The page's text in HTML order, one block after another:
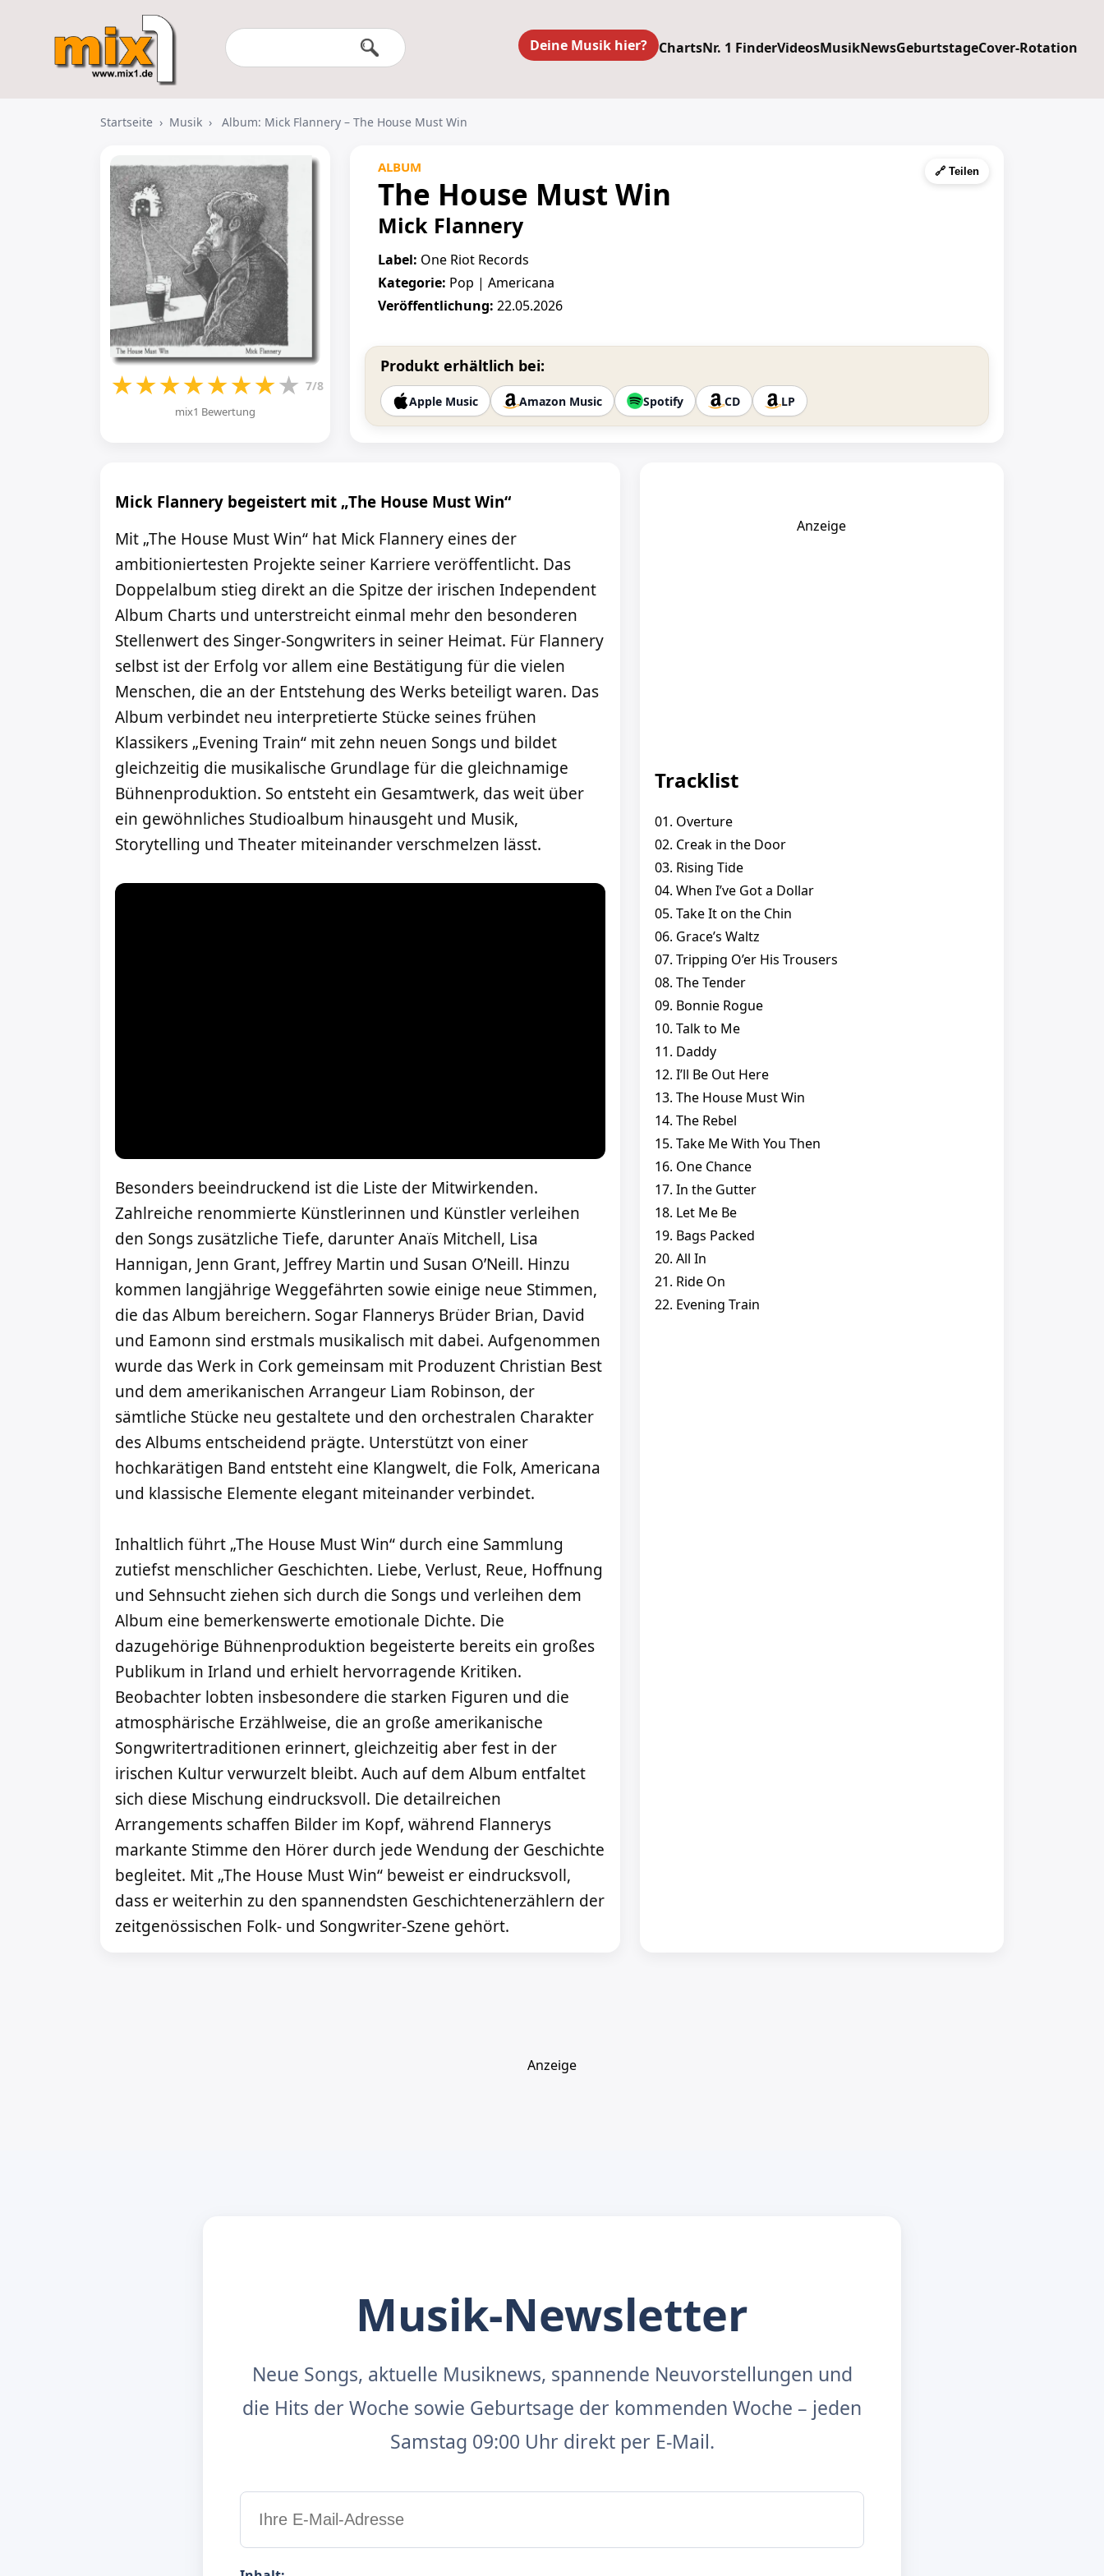
Deine Musik hier? ChartsNr. 1 FinderVideosMusikNewsGeburtstageCover-Rotation
Startseite › Musik › Album: Mick Flannery – The House Must Win
★★★★★★★★ 7/8
mix1 Bewertung
🔗 Teilen
ALBUM
The House Must Win
Mick Flannery
Label: One Riot Records
Kategorie: Pop | Americana
Veröffentlichung: 22.05.2026
Produkt erhältlich bei:
Apple Music Amazon Music Spotify CD LP
Mick Flannery begeistert mit „The House Must Win“
Mit „The House Must Win“ hat Mick Flannery eines der
ambitioniertesten Projekte seiner Karriere veröffentlicht. Das
Doppelalbum stieg direkt an die Spitze der irischen Independent
Album Charts und unterstreicht einmal mehr den besonderen
Stellenwert des Singer-Songwriters in seiner Heimat. Für Flannery
selbst ist der Erfolg vor allem eine Bestätigung für die vielen
Menschen, die an der Entstehung des Werks beteiligt waren. Das
Album verbindet neu interpretierte Stücke seines frühen
Klassikers „Evening Train“ mit zehn neuen Songs und bildet
gleichzeitig die musikalische Grundlage für die gleichnamige
Bühnenproduktion. So entsteht ein Gesamtwerk, das weit über
ein gewöhnliches Studioalbum hinausgeht und Musik,
Storytelling und Theater miteinander verschmelzen lässt.
Besonders beeindruckend ist die Liste der Mitwirkenden.
Zahlreiche renommierte Künstlerinnen und Künstler verleihen
den Songs zusätzliche Tiefe, darunter Anaïs Mitchell, Lisa
Hannigan, Jenn Grant, Jeffrey Martin und Susan O’Neill. Hinzu
kommen langjährige Weggefährten sowie einige neue Stimmen,
die das Album bereichern. Sogar Flannerys Brüder Brian, David
und Eamonn sind erstmals musikalisch mit dabei. Aufgenommen
wurde das Werk in Cork gemeinsam mit Produzent Christian Best
und dem amerikanischen Arrangeur Liam Robinson, der
sämtliche Stücke neu gestaltete und den orchestralen Charakter
des Albums entscheidend prägte. Unterstützt von einer
hochkarätigen Band entsteht eine Klangwelt, die Folk, Americana
und klassische Elemente elegant miteinander verbindet.
Inhaltlich führt „The House Must Win“ durch eine Sammlung
zutiefst menschlicher Geschichten. Liebe, Verlust, Reue, Hoffnung
und Sehnsucht ziehen sich durch die Songs und verleihen dem
Album eine bemerkenswerte emotionale Dichte. Die
dazugehörige Bühnenproduktion begeisterte bereits ein großes
Publikum in Irland und erhielt hervorragende Kritiken.
Beobachter lobten insbesondere die starken Figuren und die
atmosphärische Erzählweise, die an große amerikanische
Songwritertraditionen erinnert, gleichzeitig aber fest in der
irischen Kultur verwurzelt bleibt. Auch auf dem Album entfaltet
sich diese Mischung eindrucksvoll. Die detailreichen
Arrangements schaffen Bilder im Kopf, während Flannerys
markante Stimme den Hörer durch jede Wendung der Geschichte
begleitet. Mit „The House Must Win“ beweist er eindrucksvoll,
dass er weiterhin zu den spannendsten Geschichtenerzählern der
zeitgenössischen Folk- und Songwriter-Szene gehört.
Anzeige
Tracklist
01. Overture
02. Creak in the Door
03. Rising Tide
04. When I’ve Got a Dollar
05. Take It on the Chin
06. Grace’s Waltz
07. Tripping O’er His Trousers
08. The Tender
09. Bonnie Rogue
10. Talk to Me
11. Daddy
12. I’ll Be Out Here
13. The House Must Win
14. The Rebel
15. Take Me With You Then
16. One Chance
17. In the Gutter
18. Let Me Be
19. Bags Packed
20. All In
21. Ride On
22. Evening Train
Anzeige
Musik-Newsletter
Neue Songs, aktuelle Musiknews, spannende Neuvorstellungen und
die Hits der Woche sowie Geburtsage der kommenden Woche – jeden
Samstag 09:00 Uhr direkt per E-Mail.